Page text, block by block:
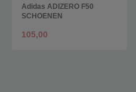
Adidas ADIZERO F50
SCHOENEN
105,00